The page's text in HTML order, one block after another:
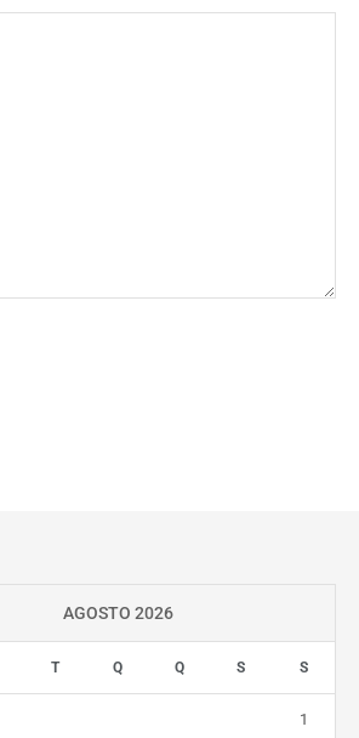
AGOSTO 2026
T Q Q S S
1